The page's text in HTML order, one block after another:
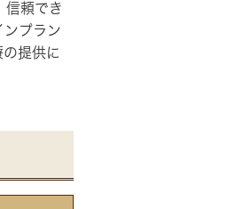
信頼でき
ンプラン
提供に